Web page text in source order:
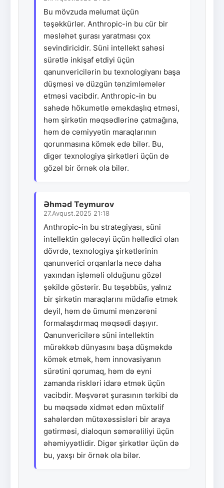
Bu mövzuda məlumat üçün
təşəkkürlər. Anthropic-in bu cür bir
məsləhət şurası yaratması çox
sevindiricidir. Süni intellekt sahəsi
sürətlə inkişaf etdiyi üçün
qanunvericilərin bu texnologiyanı başa
düşməsi və düzgün tənzimləmələr
etməsi vacibdir. Anthropic-in bu
sahədə hökumətlə əməkdaşlıq etməsi,
həm şirkətin məqsədlərinə çatmağına,
həm də cəmiyyətin maraqlarının
qorunmasına kömək edə bilər. Bu,
digər texnologiya şirkətləri üçün də
gözəl bir örnək ola bilər.
Əhməd Teymurov
27.Avqust.2025 21:18
Anthropic-in bu strategiyası, süni
intellektin gələcəyi üçün həlledici olan
dövrdə, texnologiya şirkətlərinin
qanunverici orqanlarla necə daha
yaxından işləməli olduğunu gözəl
şəkildə göstərir. Bu təşəbbüs, yalnız
bir şirkətin maraqlarını müdafiə etmək
deyil, həm də ümumi mənzərəni
formalaşdırmaq məqsədi daşıyır.
Qanunvericilərə süni intellektin
mürəkkəb dünyasını başa düşməkdə
kömək etmək, həm innovasiyanın
sürətini qorumaq, həm də eyni
zamanda riskləri idarə etmək üçün
vacibdir. Məşvərət şurasının tərkibi də
bu məqsədə xidmət edən müxtəlif
sahələrdən mütəxəssisləri bir araya
gətirməsi, dialoqun səmərəliliyi üçün
əhəmiyyətlidir. Digər şirkətlər üçün də
bu, yaxşı bir örnək ola bilər.